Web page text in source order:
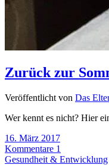
Zurück zur
Veröffentlicht von Das
Wer kennt es nicht? Hier
16. März 2017
Kommentare 1
Gesundheit & Entwicklung